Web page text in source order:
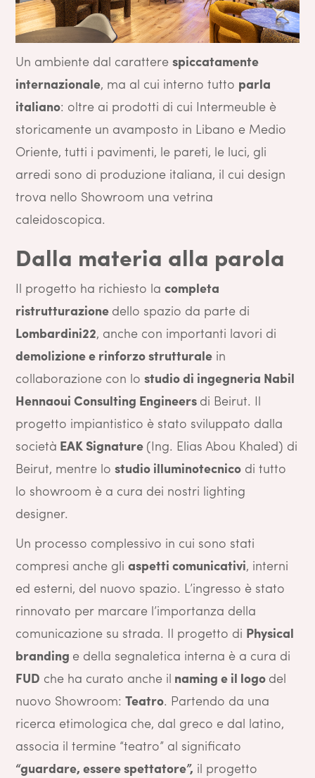
Un ambiente dal carattere spiccatamente
internazionale, ma al cui interno tutto parla
italiano: oltre ai prodotti di cui Intermeuble è
storicamente un avamposto in Libano e Medio
Oriente, tutti i pavimenti, le pareti, le luci, gli
arredi sono di produzione italiana, il cui design
trova nello Showroom una vetrina
caleidoscopica.
Dalla materia alla parola
Il progetto ha richiesto la completa
ristrutturazione dello spazio da parte di
Lombardini22, anche con importanti lavori di
demolizione e rinforzo strutturalein
collaborazione con lo studio di ingegneria Nabil
Hennaoui Consulting Engineers di Beirut. Il
progetto impiantistico è stato sviluppato dalla
società EAK Signature (Ing. Elias Abou Khaled) di
Beirut, mentre lo studio illuminotecnicodi tutto
lo showroom è a cura dei nostri lighting
designer.
Un processo complessivo in cui sono stati
compresi anche gli aspetti comunicativi, interni
ed esterni, del nuovo spazio. L’ingresso è stato
rinnovato per marcare l’importanza della
comunicazione su strada. Il progetto di Physical
branding e della segnaletica interna è a cura di
FUD che ha curato anche il naming e il logo del
nuovo Showroom: Teatro. Partendo da una
ricerca etimologica che, dal greco e dal latino,
associa il termine “teatro” al significato
“guardare, essere spettatore”, il progetto